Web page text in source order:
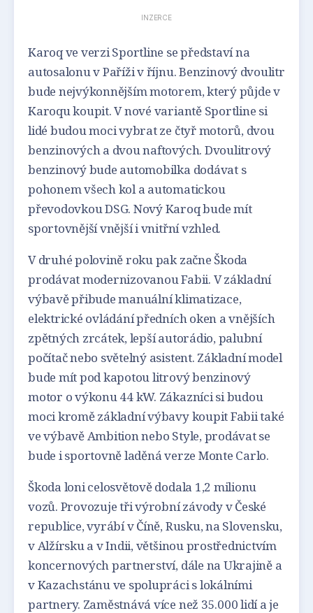
INZERCE
Karoq ve verzi Sportline se představí na
autosalonu v Paříži v říjnu. Benzinový dvoulitr
bude nejvýkonnějším motorem, který půjde v
Karoqu koupit. V nové variantě Sportline si
lidé budou moci vybrat ze čtyř motorů, dvou
benzinových a dvou naftových. Dvoulitrový
benzinový bude automobilka dodávat s
pohonem všech kol a automatickou
převodovkou DSG. Nový Karoq bude mít
sportovnější vnější i vnitřní vzhled.
V druhé polovině roku pak začne Škoda
prodávat modernizovanou Fabii. V základní
výbavě přibude manuální klimatizace,
elektrické ovládání předních oken a vnějších
zpětných zrcátek, lepší autorádio, palubní
počítač nebo světelný asistent. Základní model
bude mít pod kapotou litrový benzinový
motor o výkonu 44 kW. Zákazníci si budou
moci kromě základní výbavy koupit Fabii také
ve výbavě Ambition nebo Style, prodávat se
bude i sportovně laděná verze Monte Carlo.
Škoda loni celosvětově dodala 1,2 milionu
vozů. Provozuje tři výrobní závody v České
republice, vyrábí v Číně, Rusku, na Slovensku,
v Alžírsku a v Indii, většinou prostřednictvím
koncernových partnerství, dále na Ukrajině a
v Kazachstánu ve spolupráci s lokálními
partnery. Zaměstnává více než 35.000 lidí a je